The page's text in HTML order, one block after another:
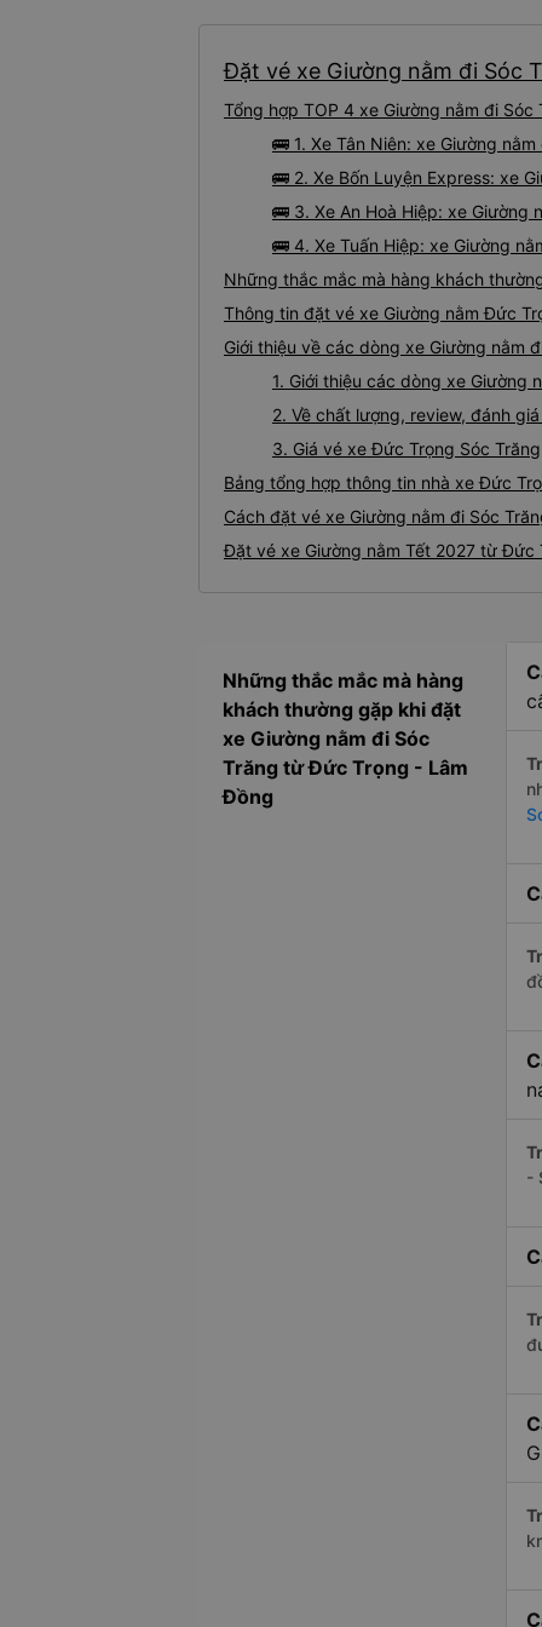
Đặt vé xe Giường nằm đi Sóc
Tổng hợp TOP 4 xe Giường nằm đi
🚌 1. Xe Tân Niên: xe Giường
🚌 2. Xe Bốn Luyện Express: xe
🚌 3. Xe An Hoà Hiệp: xe
🚌 4. Xe Tuấn Hiệp: xe Giường
Những thắc mắc mà hàng khách
Thông tin đặt vé xe Giường nằm Đức
Giới thiệu về các dòng xe Giường nằm
1. Giới thiệu các dòng xe Giường
2. Về chất lượng, review, đánh
3. Giá vé xe Đức Trọng Sóc Trăng
Bảng tổng hợp thông tin nhà xe Đức
Cách đặt vé xe Giường nằm đi Sóc
Đặt vé xe Giường nằm Tết 2027 từ Đức
Những thắc mắc mà hàng
khách thường gặp khi đặt
xe Giường nằm đi Sóc
Trăng từ Đức Trọng - Lâm
Đồng
-